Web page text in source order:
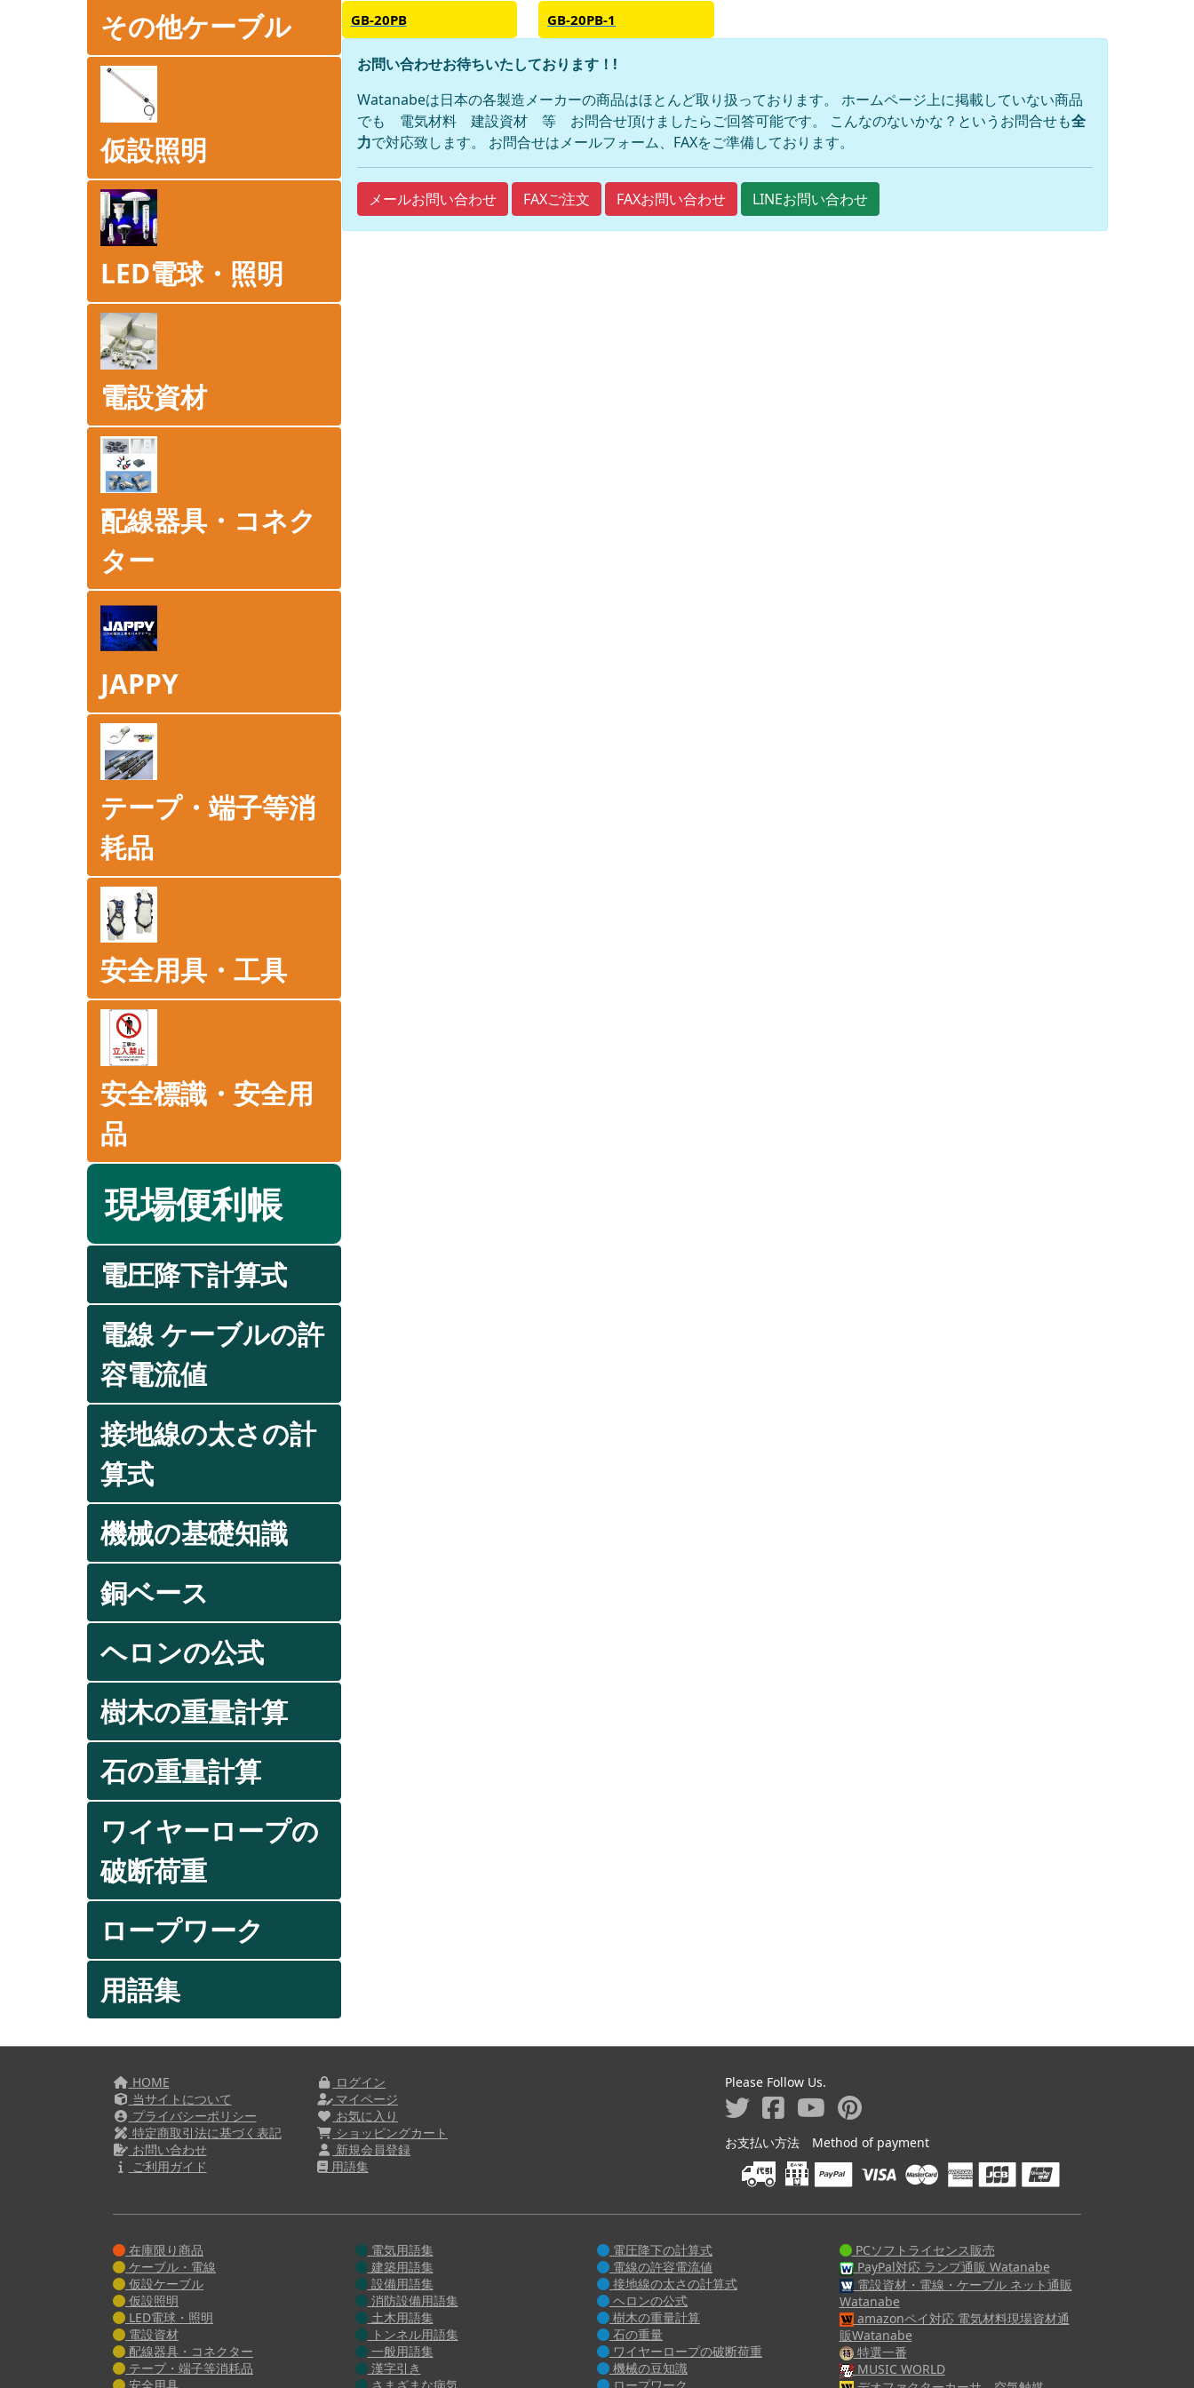
その他ケーブル
仮設照明
LED電球・照明
電設資材
配線器具・コネク
ター
JAPPY
テープ・端子等消
耗品
安全用具・工具
安全標識・安全用
品
現場便利帳
電圧降下計算式
電線 ケーブルの許
容電流値
接地線の太さの計
算式
機械の基礎知識
銅ベース
ヘロンの公式
樹木の重量計算
石の重量計算
ワイヤーロープの
破断荷重
ロープワーク
用語集
GB-20PB GB-20PB-1
お問い合わせお待ちいたしております！!
Watanabeは日本の各製造メーカーの商品はほとんど取り扱っております。 ホームページ上に掲載していない商品
でも 電気材料 建設資材 等 お問合せ頂けましたらご回答可能です。 こんなのないかな？というお問合せも全
力で対応致します。 お問合せはメールフォーム、FAXをご準備しております。
メールお問い合わせ FAXご注文 FAXお問い合わせ LINEお問い合わせ
HOME
当サイトについて
プライバシーポリシー
特定商取引法に基づく表記
お問い合わせ
ご利用ガイド
ログイン
マイページ
お気に入り
ショッピングカート
新規会員登録
用語集
Please Follow Us.
お支払い方法 Method of payment
在庫限り商品
ケーブル・電線
仮設ケーブル
仮設照明
LED電球・照明
電設資材
配線器具・コネクター
テープ・端子等消耗品
電気用語集
建築用語集
設備用語集
消防設備用語集
土木用語集
トンネル用語集
一般用語集
漢字引き
電圧降下の計算式
電線の許容電流値
接地線の太さの計算式
ヘロンの公式
樹木の重量計算
石の重量
ワイヤーロープの破断荷重
機械の豆知識
PCソフトライセンス販売
PayPal対応 ランプ通販 Watanabe
電設資材・電線・ケーブル ネット通販
Watanabe
amazonペイ対応 電気材料現場資材通
販Watanabe
特選一番
MUSIC WORLD